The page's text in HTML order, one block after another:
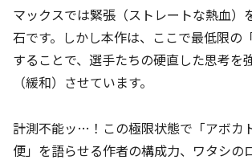
マックスでは緊張（ストレートな熱血）
石です。しかし本作は、ここで最低限の
することで、選手たちの硬直した思考を
（緩和）させています。
計測不能ッ…！この極限状態で「アボカ
便」を語らせる作者の構成力、ワタシの